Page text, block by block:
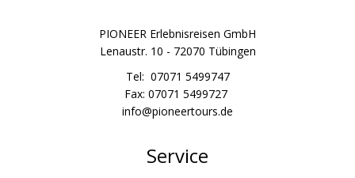
PIONEER Erlebnisreisen GmbH
Lenaustr. 10 - 72070 Tübingen
Tel: 07071 5499747
Fax: 07071 5499727
info@pioneertours.de
Service